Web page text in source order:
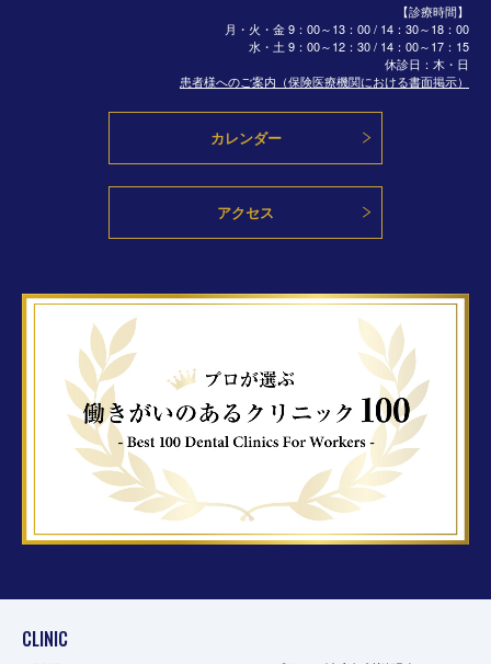
【診療時間】
月・火・金 9：00～13：00 / 14：30～18：00
水・土 9：00～12：30 / 14：00～17：15
休診日：木・日
患者様へのご案内（保険医療機関における書面掲示）
カレンダー
アクセス
CLINIC